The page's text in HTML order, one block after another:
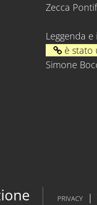
Zecca
Leggenda
è stato
Simone
PRIVACY